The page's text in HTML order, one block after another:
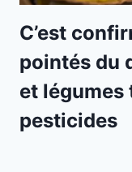
C’est
pointés du
et légumes
pesticides